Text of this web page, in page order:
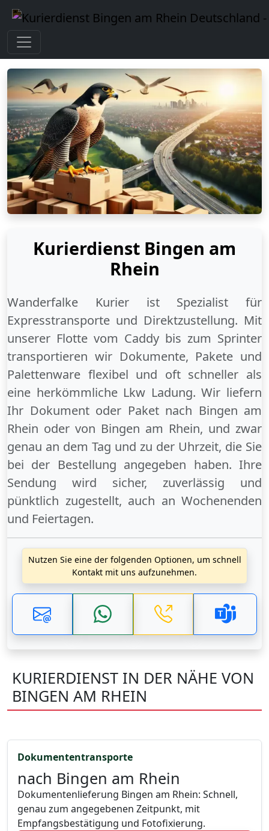
Kurierdienst Bingen am
Rhein
Wanderfalke Kurier ist Spezialist für
Expresstransporte und Direktzustellung. Mit
unserer Flotte vom Caddy bis zum Sprinter
transportieren wir Dokumente, Pakete und
Palettenware flexibel und oft schneller als
eine herkömmliche Lkw Ladung. Wir liefern
Ihr Dokument oder Paket nach Bingen am
Rhein oder von Bingen am Rhein, und zwar
genau an dem Tag und zu der Uhrzeit, die Sie
bei der Bestellung angegeben haben. Ihre
Sendung wird sicher, zuverlässig und
pünktlich zugestellt, auch an Wochenenden
und Feiertagen.
Nutzen Sie eine der folgenden Optionen, um schnell
Kontakt mit uns aufzunehmen.
KURIERDIENST IN DER NÄHE VON
BINGEN AM RHEIN
Dokumententransporte
nach Bingen am Rhein
Dokumentenlieferung Bingen am Rhein: Schnell,
genau zum angegebenen Zeitpunkt, mit
Empfangsbestätigung und Fotofixierung.